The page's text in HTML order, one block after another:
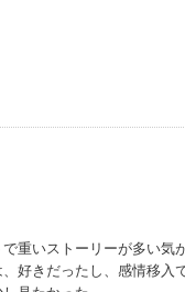
でした。
と、いっちゃ悪いけれ
ティを殊更消してしまう
ってこなかった、という
ところは、惜しい気がし
重いストーリーが多い
好きだったし、感情移